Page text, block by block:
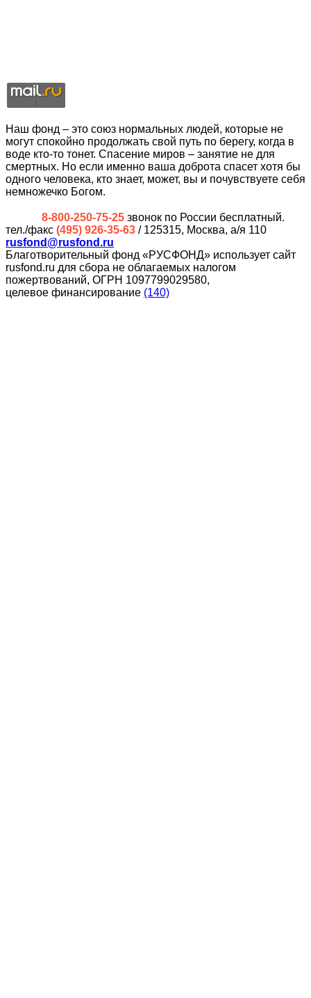
Наш фонд – это союз нормальных людей, которые не
могут спокойно продолжать свой путь по берегу, когда в
воде кто-то тонет. Спасение миров – занятие не для
смертных. Но если именно ваша доброта спасет хотя бы
одного человека, кто знает, может, вы и почувствуете себя
немножечко Богом.
8-800-250-75-25 звонок по России бесплатный.
тел./факс (495) 926-35-63 / 125315, Москва, а/я 110
rusfond@rusfond.ru
Благотворительный фонд «РУСФОНД» использует сайт
rusfond.ru для сбора не облагаемых налогом
пожертвований, ОГРН 1097799029580,
целевое финансирование (140)